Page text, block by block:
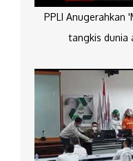
PPLI Anugerahkan
tangkis dunia